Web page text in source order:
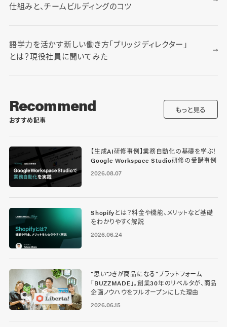
仕組みと、チームビルディングのコツ
語学力を活かす新しい働き方「ブリッジディレクター」
とは？現役社員に聞いてみた
Recommend
おすすめ記事
もっと見る
【生成AI研修事例】業務自動化の基礎を学ぶ！
Google Workspace Studio研修の受講事例
2026.08.07
Shopifyとは？料金や機能、メリットなど基礎
をわかりやすく解説
2026.06.24
“思いつきが商品になる”プラットフォーム
「BUZZMADE」。創業30年のリベルタが、商品
企画ノウハウをフルオープンにした理由
2026.06.15